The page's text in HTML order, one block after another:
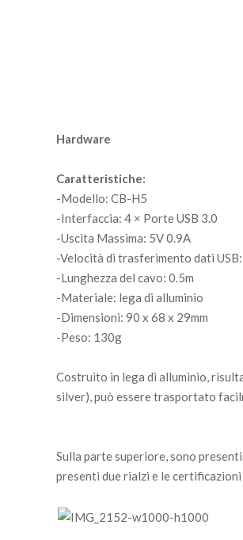
Hardware
Caratteristiche:
-Modello: CB-H5
-Interfaccia: 4 × Porte USB 3.0
-Uscita Massima: 5V 0.9A
-Velocità di trasferimento dati
-Lunghezza del cavo: 0.5m
-Materiale: lega di alluminio
-Dimensioni: 90 x 68 x 29mm
-Peso: 130g
Costruito in lega di alluminio,
silver), può essere trasportato
Sulla parte superiore, sono
presenti due rialzi e le certificazioni